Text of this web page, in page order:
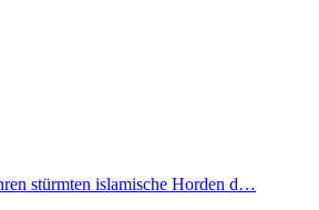
stürmten islamische Horden d…